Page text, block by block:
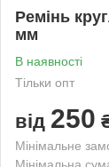
Ремінь
мм
В наявності
Тільки опт
від 250
Мінімальне
Мінімальна